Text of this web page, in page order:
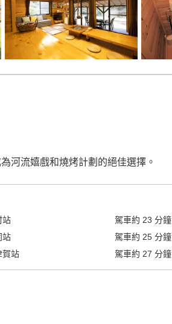
河流嬉戲和燒烤計劃的絕佳選擇。
站 駕車約 23 分鐘
站
駕車約 25分鐘
賀站
駕車約 27 分鐘